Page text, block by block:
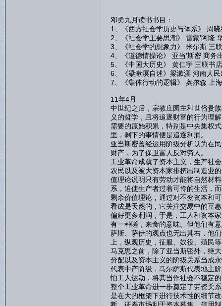
邓勇九月读书书目：
1、《西方社会学历史与体系》 周
2、《社会学主要思潮》 雷蒙'阿隆
3、《社会学的想象力》 米尔斯 三
4、《道德情操论》 亚当'斯密 商务
5、《中国大历史》 黄仁宇 三联书店
6、《梁漱溟自述》梁漱溟 河南人民
7、《集体行动的逻辑》 奥尔森 上
11年4月
中世纪之后，宗教庄园主和世俗贵
义的哲学，且将追逐财富的行为理
需要的原始积累，特别是中央集权
里，剩下的事情便是追逐利润。
亚当斯密曾经运用阶级分析认为在
财产，为了保卫富人反对穷人。
工业革命成就了资本主义，生产社
农民以及被大资本家排挤出制造业
值理论说明只有劳动才能将自然材
系，迫使生产者过着可怜的生活，
剩余价值理论，通过对不变资本和
看成是天然的，它关注交易中的互
偏好更多利润，于是，工人和资本
有一种嗟，来食的意味。但他们有
萨斯、萨伊的观点也无出其右，他
上，纵观历史，征服、奴役、殖民
马克思之前，除了亚当斯密外，绝
分配以及资本主义的阶级关系当成
代表中产阶级，马尔萨斯代表地主
怕工人运动，将其当作社会不稳定
整个工业革命进一步奠定了劳资关
是在大的框架下进行技术性的细节